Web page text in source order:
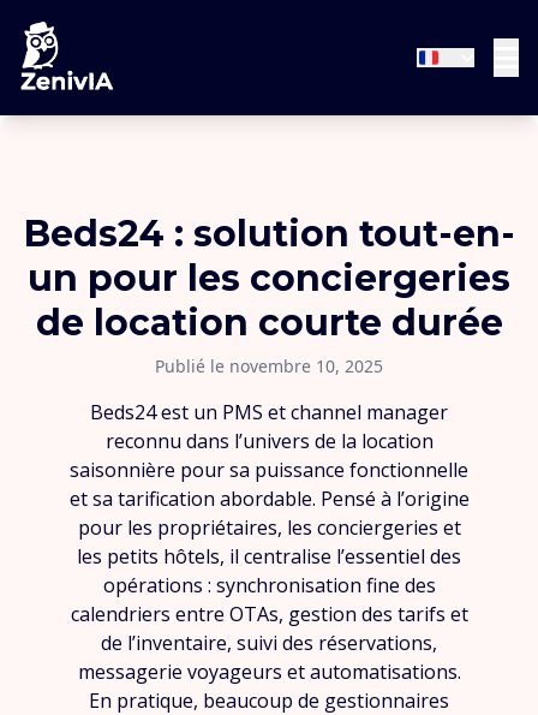
Beds24 : solution tout-en-
un pour les conciergeries
de location courte durée
Publié le novembre 10, 2025
Beds24 est un PMS et channel manager
reconnu dans l’univers de la location
saisonnière pour sa puissance fonctionnelle
et sa tarification abordable. Pensé à l’origine
pour les propriétaires, les conciergeries et
les petits hôtels, il centralise l’essentiel des
opérations : synchronisation fine des
calendriers entre OTAs, gestion des tarifs et
de l’inventaire, suivi des réservations,
messagerie voyageurs et automatisations.
En pratique, beaucoup de gestionnaires